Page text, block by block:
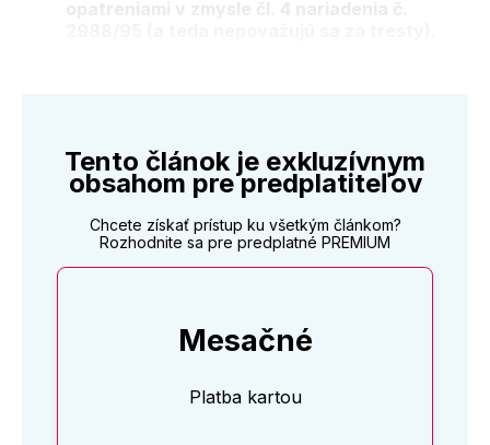
Tento článok je exkluzívnym
obsahom pre predplatiteľov
Chcete získať prístup ku všetkým článkom?
Rozhodnite sa pre predplatné PREMIUM
Mesačné
Platba kartou